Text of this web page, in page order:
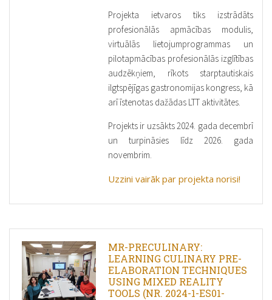
Projekta ietvaros tiks izstrādāts
profesionālās apmācības modulis,
virtuālās lietojumprogrammas un
pilotapmācības profesionālās izglītības
audzēkņiem, rīkots starptautiskais
ilgtspējīgas gastronomijas kongress, kā
arī īstenotas dažādas LTT aktivitātes.
Projekts ir uzsākts 2024. gada decembrī
un turpināsies līdz 2026. gada
novembrim.
Uzzini vairāk par projekta norisi!
MR-PRECULINARY:
LEARNING CULINARY PRE-
ELABORATION TECHNIQUES
USING MIXED REALITY
TOOLS (NR. 2024-1-ES01-